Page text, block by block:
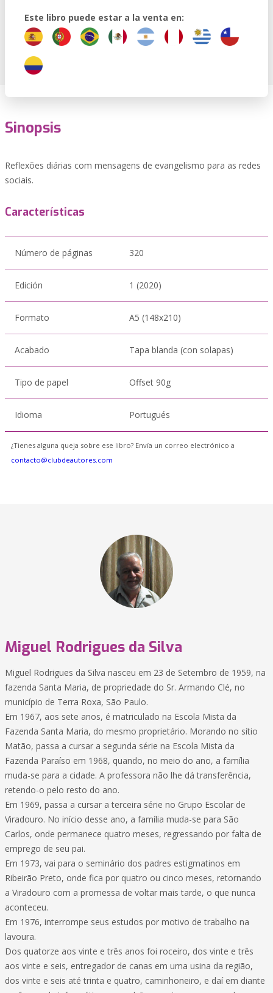
Este libro puede estar a la venta en:
Sinopsis
Reflexões diárias com mensagens de evangelismo para as redes
sociais.
Características
Número de páginas 320
Edición 1 (2020)
Formato A5 (148x210)
Acabado Tapa blanda (con solapas)
Tipo de papel Offset 90g
Idioma Portugués
¿Tienes alguna queja sobre ese libro? Envía un correo electrónico a
contacto@clubdeautores.com
Miguel Rodrigues da Silva
Miguel Rodrigues da Silva nasceu em 23 de Setembro de 1959, na
fazenda Santa Maria, de propriedade do Sr. Armando Clé, no
município de Terra Roxa, São Paulo.
Em 1967, aos sete anos, é matriculado na Escola Mista da
Fazenda Santa Maria, do mesmo proprietário. Morando no sítio
Matão, passa a cursar a segunda série na Escola Mista da
Fazenda Paraíso em 1968, quando, no meio do ano, a família
muda-se para a cidade. A professora não lhe dá transferência,
retendo-o pelo resto do ano.
Em 1969, passa a cursar a terceira série no Grupo Escolar de
Viradouro. No início desse ano, a família muda-se para São
Carlos, onde permanece quatro meses, regressando por falta de
emprego de seu pai.
Em 1973, vai para o seminário dos padres estigmatinos em
Ribeirão Preto, onde fica por quatro ou cinco meses, retornando
a Viradouro com a promessa de voltar mais tarde, o que nunca
aconteceu.
Em 1976, interrompe seus estudos por motivo de trabalho na
lavoura.
Dos quatorze aos vinte e três anos foi roceiro, dos vinte e três
aos vinte e seis, entregador de canas em uma usina da região,
dos vinte e seis até trinta e quatro, caminhoneiro, e daí em diante